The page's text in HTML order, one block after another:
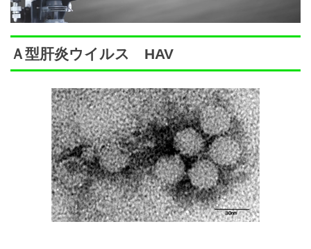
Ａ型肝炎ウイルス HAV